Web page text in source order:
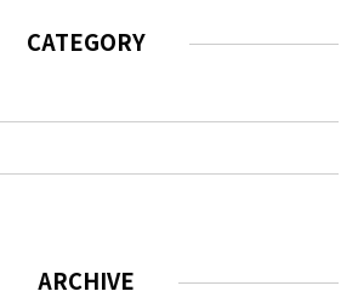
CATEGORY
ARCHIVE